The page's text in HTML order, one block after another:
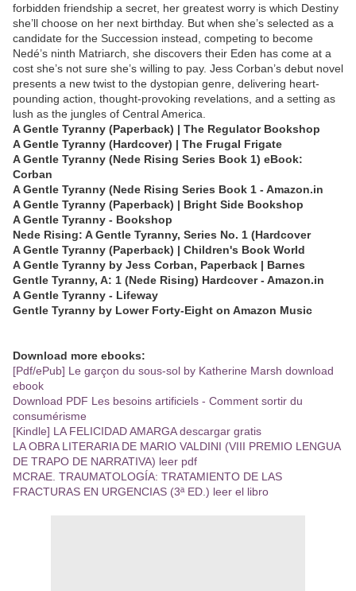
forbidden friendship a secret, her greatest worry is which Destiny
she’ll choose on her next birthday. But when she’s selected as a
candidate for the Succession instead, competing to become
Nedé’s ninth Matriarch, she discovers their Eden has come at a
cost she’s not sure she’s willing to pay. Jess Corban’s debut novel
presents a new twist to the dystopian genre, delivering heart-
pounding action, thought-provoking revelations, and a setting as
lush as the jungles of Central America.
A Gentle Tyranny (Paperback) | The Regulator Bookshop
A Gentle Tyranny (Hardcover) | The Frugal Frigate
A Gentle Tyranny (Nede Rising Series Book 1) eBook:
Corban
A Gentle Tyranny (Nede Rising Series Book 1 - Amazon.in
A Gentle Tyranny (Paperback) | Bright Side Bookshop
A Gentle Tyranny - Bookshop
Nede Rising: A Gentle Tyranny, Series No. 1 (Hardcover
A Gentle Tyranny (Paperback) | Children's Book World
A Gentle Tyranny by Jess Corban, Paperback | Barnes
Gentle Tyranny, A: 1 (Nede Rising) Hardcover - Amazon.in
A Gentle Tyranny - Lifeway
Gentle Tyranny by Lower Forty-Eight on Amazon Music
Download more ebooks:
[Pdf/ePub] Le garçon du sous-sol by Katherine Marsh download
ebook
Download PDF Les besoins artificiels - Comment sortir du
consumérisme
[Kindle] LA FELICIDAD AMARGA descargar gratis
LA OBRA LITERARIA DE MARIO VALDINI (VIII PREMIO LENGUA
DE TRAPO DE NARRATIVA) leer pdf
MCRAE. TRAUMATOLOGÍA: TRATAMIENTO DE LAS
FRACTURAS EN URGENCIAS (3ª ED.) leer el libro